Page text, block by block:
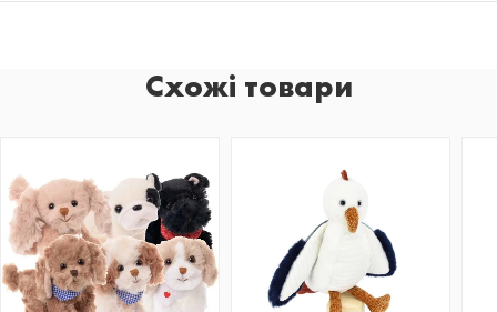
Схожі товари